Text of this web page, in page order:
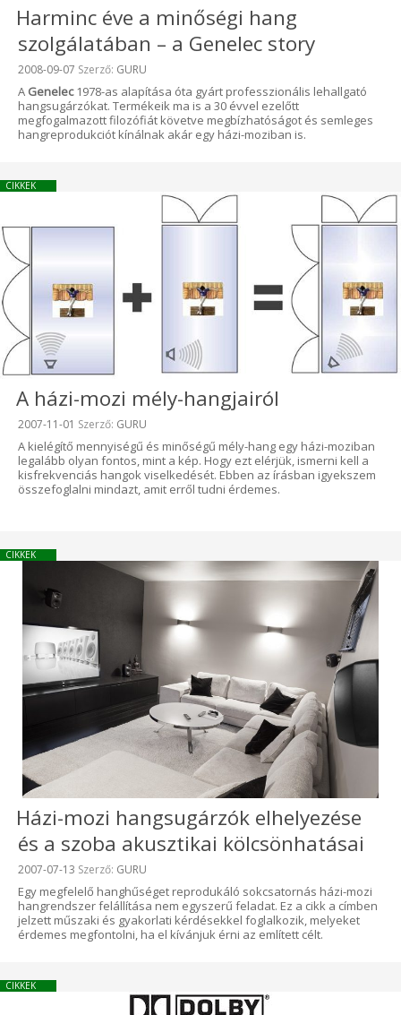
Harminc éve a minőségi hang
szolgálatában – a Genelec story
Beküldve:
2008-09-07 Szerző: GURU
A Genelec1978-as alapítása óta gyárt professzionális lehallgató
hangsugárzókat. Termékeik ma is a 30 évvel ezelőtt
megfogalmazott filozófiát követve megbízhatóságot és semleges
hangreprodukciót kínálnak akár egy házi-moziban is.
CIKKEK
A házi-mozi mély-hangjairól
Beküldve:
2007-11-01 Szerző: GURU
A kielégítő mennyiségű és minőségű mély-hang egy házi-moziban
legalább olyan fontos, mint a kép. Hogy ezt elérjük, ismerni kell a
kisfrekvenciás hangok viselkedését. Ebben az írásban igyekszem
összefoglalni mindazt, amit erről tudni érdemes.
CIKKEK
Házi-mozi hangsugárzók elhelyezése
és a szoba akusztikai kölcsönhatásai
Beküldve:
2007-07-13 Szerző: GURU
Egy megfelelő hanghűséget reprodukáló sokcsatornás házi-mozi
hangrendszer felállítása nem egyszerű feladat. Ez a cikk a címben
jelzett műszaki és gyakorlati kérdésekkel foglalkozik, melyeket
érdemes megfontolni, ha el kívánjuk érni az említett célt.
CIKKEK